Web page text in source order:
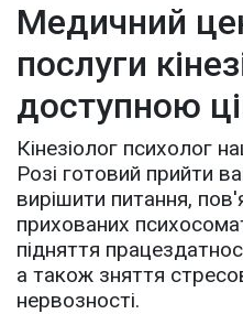
Медичний
послуги
доступною
Кінезіолог психолог
Розі готовий прийти
вирішити питання,
прихованих
підняття
а також зняття
нервозності.